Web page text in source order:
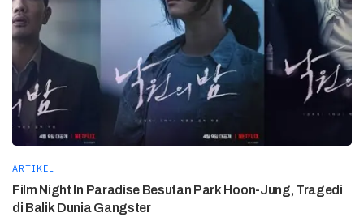
ARTIKEL
Film Night In Paradise Besutan Park Hoon-Jung, Tragedi
di Balik Dunia Gangster